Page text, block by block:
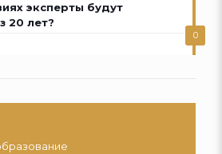
0
эксперты будут
20 лет?